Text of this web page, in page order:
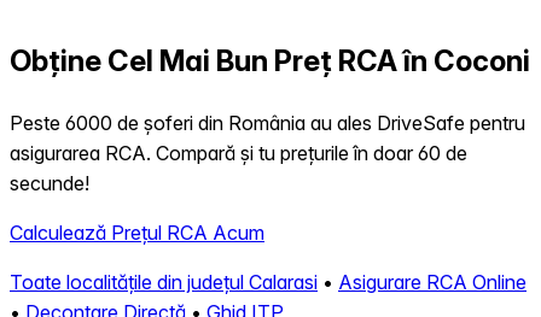
Obține Cel Mai Bun Preț RCA în Coconi
Peste 6000 de șoferi din România au ales DriveSafe pentru
asigurarea RCA. Compară și tu prețurile în doar 60 de
secunde!
Calculează Prețul RCA Acum
Toate localitățile din județul Calarasi • Asigurare RCA Online